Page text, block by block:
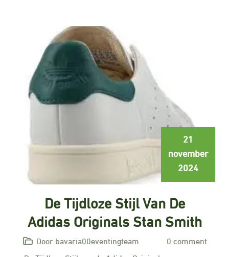
21
november
2024
De Tijdloze Stijl Van De
Adidas Originals Stan Smith
Door bavaria00eventingteam
0 comment